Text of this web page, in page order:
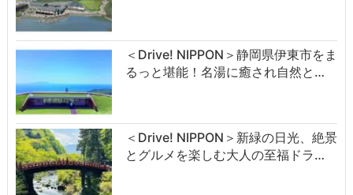
＜Drive! NIPPON＞静岡県伊東市をま
るっと堪能！名湯に癒され自然と…
＜Drive! NIPPON＞新緑の日光、絶景
とグルメを楽しむ大人の至福ドラ…